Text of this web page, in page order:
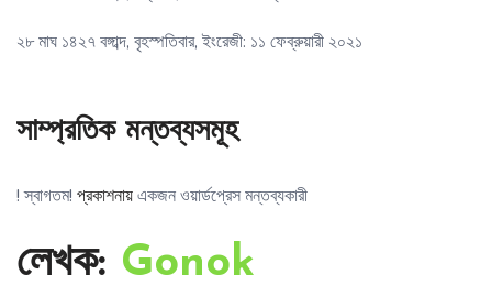
লেখক: Gonok
২৮ মাঘ ১৪২৭ বঙ্গাব্দ, বৃহস্পতিবার, ইংরেজী: ১১ ফেব্রুয়ারী ২০২১
সাম্প্রতিক মন্তব্যসমূহ
! স্বাগতম! প্রকাশনায়একজন ওয়ার্ডপ্রেস মন্তব্যকারী